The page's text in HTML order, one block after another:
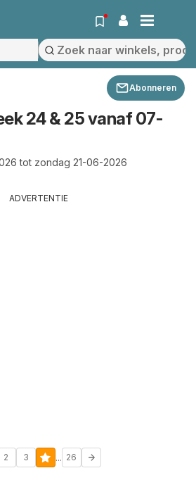
Abonneren
24 & 25 vanaf 07-
tot zondag 21-06-2026
ADVERTENTIE
2 3 ... 26